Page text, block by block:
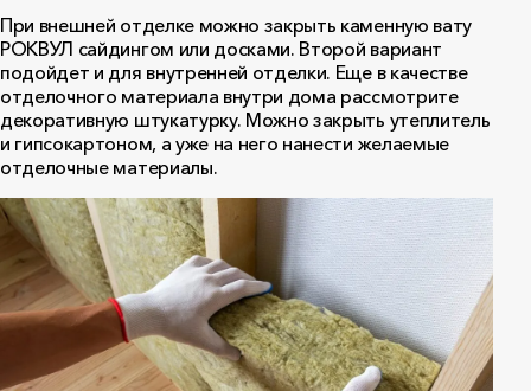
При внешней отделке можно закрыть каменную вату
РОКВУЛ сайдингом или досками. Второй вариант
подойдет и для внутренней отделки. Еще в качестве
отделочного материала внутри дома рассмотрите
декоративную штукатурку. Можно закрыть утеплитель
и гипсокартоном, а уже на него нанести желаемые
отделочные материалы.